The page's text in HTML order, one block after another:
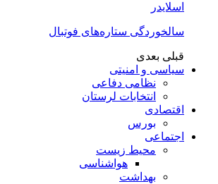
اسلایدر
سالخوردگی ستاره‌های فوتبال
قبلی بعدی
سیاسی و امنیتی
نظامی دفاعی
انتخابات لرستان
اقتصادی
بورس
اجتماعی
محیط زیست
هواشناسی
بهداشت